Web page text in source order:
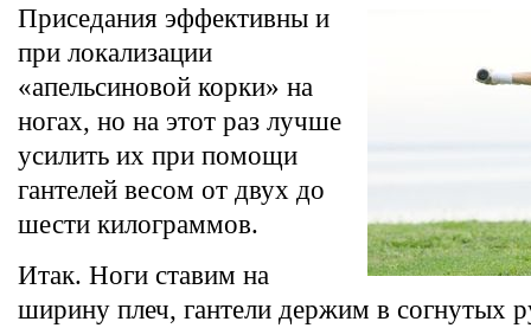
Приседания эффективны и
при локализации
«апельсиновой корки» на
ногах, но на этот раз лучше
усилить их при помощи
гантелей весом от двух до
шести килограммов.
Итак. Ноги ставим на
ширину плеч, гантели держим в согнутых